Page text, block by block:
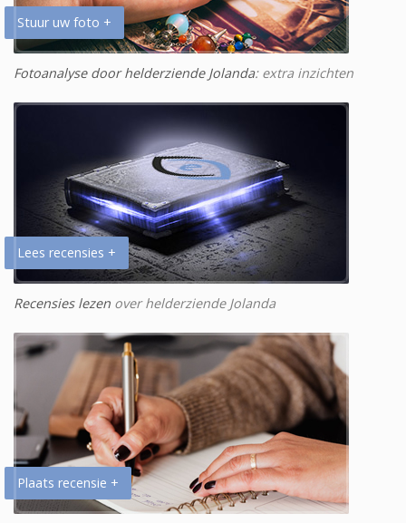
Stuur uw foto +
Fotoanalyse door helderziende Jolanda: extra inzichten
Lees recensies +
Recensies lezen over helderziende Jolanda
Plaats recensie +